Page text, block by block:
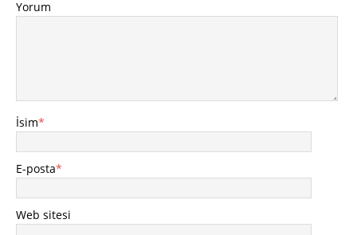
Yorum
İsim*
E-posta*
Web sitesi